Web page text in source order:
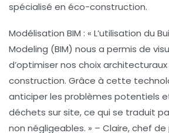
spécialisé en éco-construction.
Modélisation BIM : « L’utilisation du
Modeling (BIM) nous a permis de
d’optimiser nos choix
construction. Grâce à cette
anticiper les problèmes potentiels
déchets sur site, ce qui se traduit
non négligeables. » – Claire, chef